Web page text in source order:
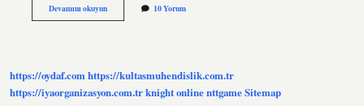
Devamını okuyunAlevîler
Namazı
10 Yorum
https://oydaf.comhttps://kultasmuhendislik.com.tr
https://iyaorganizasyon.com.trknight onlinenttgameSitemap